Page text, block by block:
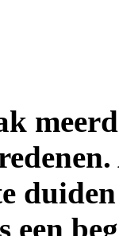
een